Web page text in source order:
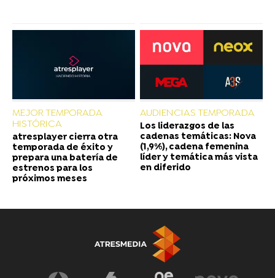
MEJOR TEMPORADA
HISTÓRICA
atresplayer cierra otra
temporada de éxito y
prepara una batería de
estrenos para los
próximos meses
AUDIENCIAS TEMPORADA
Los liderazgos de las
cadenas temáticas: Nova
(1,9%), cadena femenina
líder y temática más vista
en diferido